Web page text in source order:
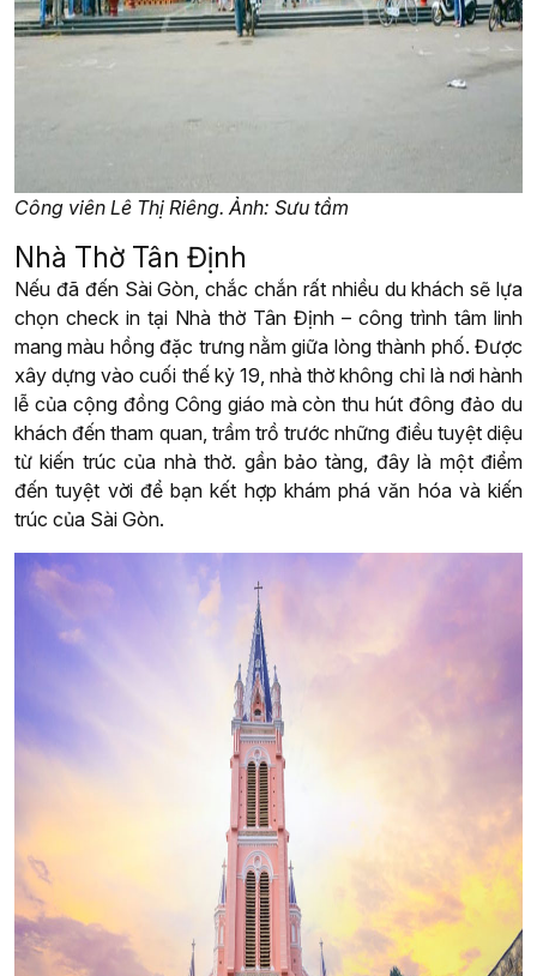
Công viên Lê Thị Riêng. Ảnh: Sưu tầm
Nhà Thờ Tân Định
Nếu đã đến Sài Gòn, chắc chắn rất nhiều du khách sẽ lựa
chọn check in tại Nhà thờ Tân Định – công trình tâm linh
mang màu hồng đặc trưng nằm giữa lòng thành phố. Được
xây dựng vào cuối thế kỷ 19, nhà thờ không chỉ là nơi hành
lễ của cộng đồng Công giáo mà còn thu hút đông đảo du
khách đến tham quan, trầm trồ trước những điều tuyệt diệu
từ kiến trúc của nhà thờ. gần bảo tàng, đây là một điểm
đến tuyệt vời để bạn kết hợp khám phá văn hóa và kiến
trúc của Sài Gòn.